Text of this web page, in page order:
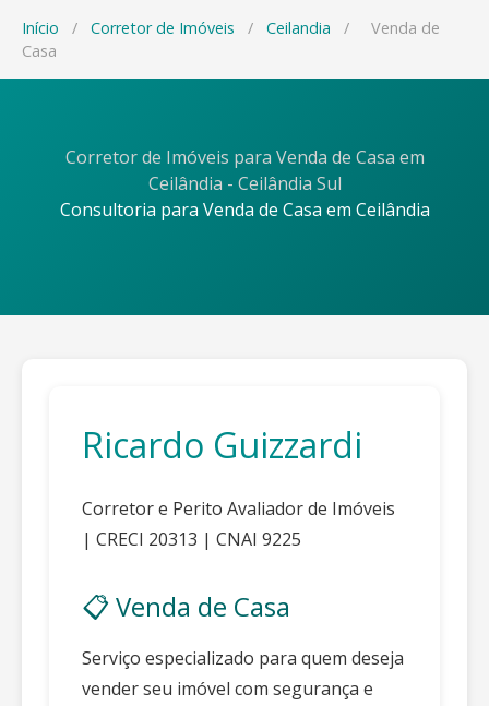
Início / Corretor de Imóveis / Ceilandia /
Venda de
Casa
Corretor de Imóveis para Venda de Casa em
Ceilândia - Ceilândia Sul
Consultoria para Venda de Casa em Ceilândia
Ricardo Guizzardi
Corretor e Perito Avaliador de Imóveis
| CRECI 20313 | CNAI 9225
📋 Venda de Casa
Serviço especializado para quem deseja
vender seu imóvel com segurança e